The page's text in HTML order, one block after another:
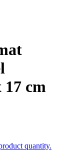
17 cm
quantity.